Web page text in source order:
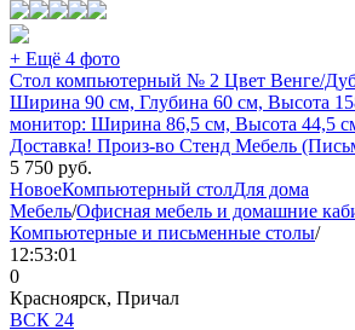
+ Ещё 4 фото
Стол компьютерный № 2 Цвет Венге/Дуб
Ширина 90 см, Глубина 60 см, Высота
монитор: Ширина 86,5 см, Высота 44,5
Доставка! Произ-во Стенд Мебель
5 750 руб.
НовоеКомпьютерный столДля дома
Мебель/Офисная мебель и домашние
Компьютерные и письменные столы/
12:53:01
0
Красноярск, Причал
ВСК 24